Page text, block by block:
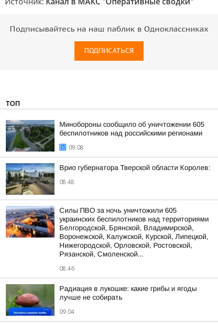
Подписывайтесь на наш паблик в Одноклассниках
ПОДПИСАТЬСЯ
ТОП
Минобороны сообщило об уничтожении 605
беспилотников над российскими регионами
09:08
Врио губернатора Тверской области Королев:
08:48
Силы ПВО за ночь уничтожили 605
украинских беспилотников над территориями
Белгородской, Брянской, Владимирской,
Воронежской, Калужской, Курской, Липецкой,
Нижегородской, Орловской, Ростовской,
Рязанской, Смоленской...
08:46
Радиация в лукошке: какие грибы и ягоды
лучше не собирать
09:04